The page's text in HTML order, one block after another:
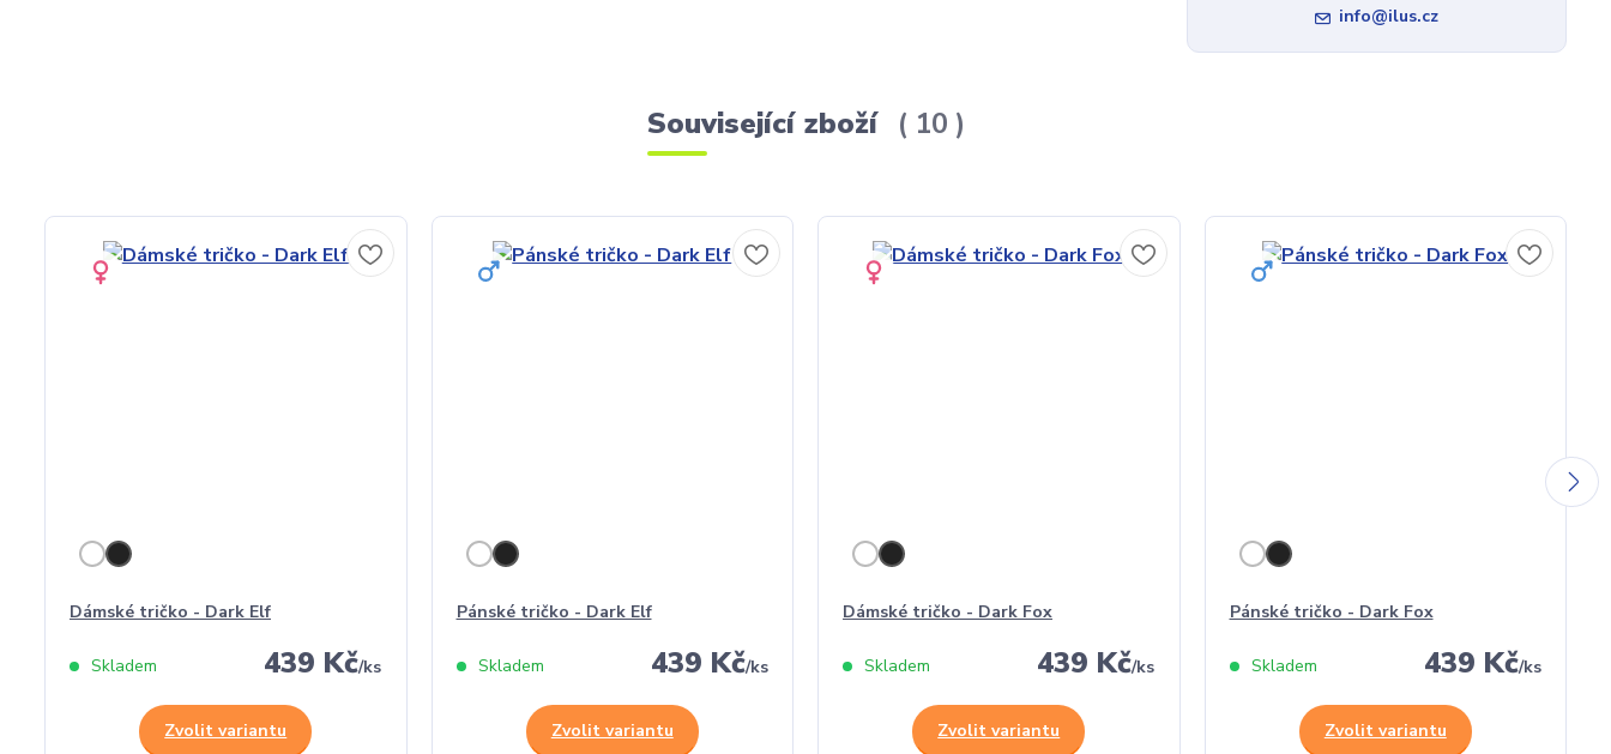
info@ilus.cz
Související zboží 10
Dámské tričko - Dark Elf
439 Kč/ks
Skladem
Zvolit variantu
Pánské tričko - Dark Elf
439 Kč/ks
Skladem
Zvolit variantu
Dámské tričko - Dark Fox
439 Kč/ks
Skladem
Zvolit variantu
Pánské tričko - Dark Fox
439 Kč/ks
Skladem
Zvolit variantu